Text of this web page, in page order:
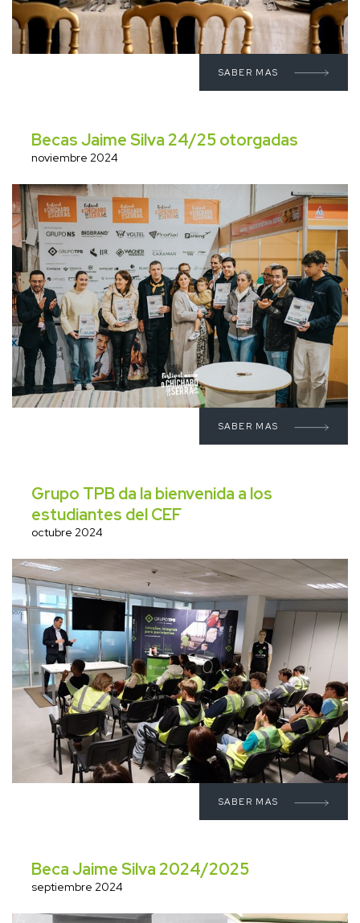
SABER MAS
Becas Jaime Silva 24/25 otorgadas
noviembre 2024
SABER MAS
Grupo TPB da la bienvenida a los
estudiantes del CEF
octubre 2024
SABER MAS
Beca Jaime Silva 2024/2025
septiembre 2024